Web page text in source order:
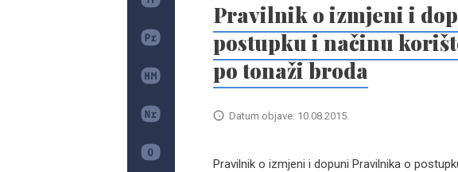
Pravilnik o izmjeni i
postupku i načinu
po tonaži broda
Datum objave: 10.08.2015.
Pravilnik o izmjeni i dopuni Pravilnika o